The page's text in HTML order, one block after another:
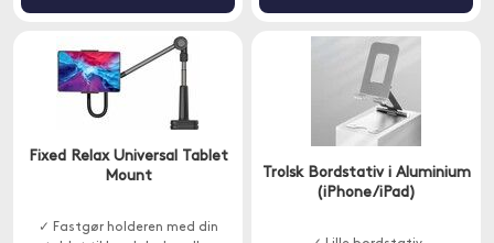
Fixed Relax Universal Tablet
Mount
✓ Fastgør holderen med din
Trolsk Bordstativ i Aluminium
(iPhone/iPad)